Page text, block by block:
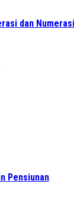
dan Numerasi
Pensiunan